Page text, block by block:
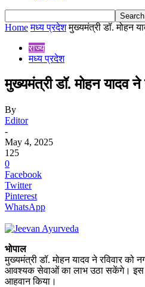
Home मध्य प्रदेश मुख्यमंत्री डॉ. मोहन
राज्य
मध्य प्रदेश
मुख्यमंत्री डॉ. मोहन यादव
By
Editor
-
May 4, 2025
125
0
Facebook
Twitter
Pinterest
WhatsApp
भोपाल
मुख्यमंत्री डॉ. मोहन यादव ने रविवार को
आवश्यक सेवाओं का लाभ उठा सकेंगे। इस
आहवान किया।